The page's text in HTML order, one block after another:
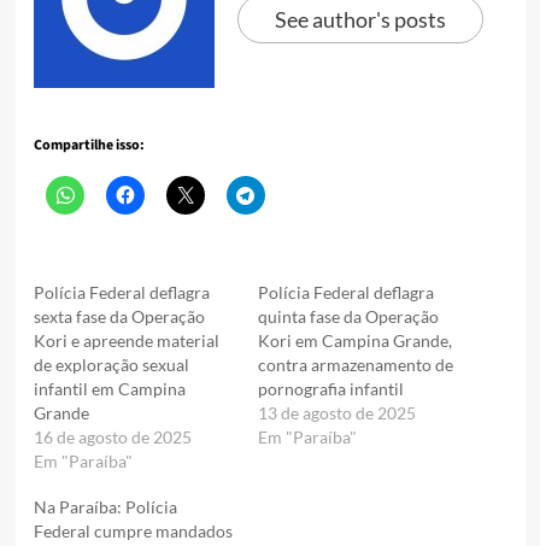
See author's posts
Compartilhe isso:
Polícia Federal deflagra
sexta fase da Operação
Kori e apreende material
de exploração sexual
infantil em Campina
Grande
16 de agosto de 2025
Em "Paraíba"
Polícia Federal deflagra
quinta fase da Operação
Kori em Campina Grande,
contra armazenamento de
pornografia infantil
13 de agosto de 2025
Em "Paraíba"
Na Paraíba: Polícia
Federal cumpre mandados